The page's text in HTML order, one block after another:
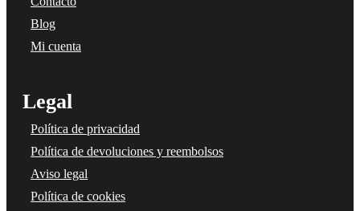
Blog
Mi cuenta
Legal
Política de privacidad
Política de devoluciones y reembolsos
Aviso legal
Política de cookies